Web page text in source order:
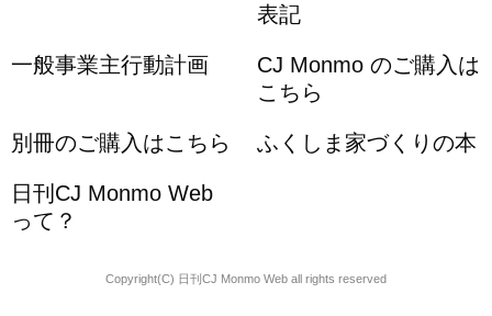
表記
一般事業主行動計画
CJ Monmo のご購入は
こちら
別冊のご購入はこちら ふくしま家づくりの本
日刊CJ Monmo Web
って？
Copyright(C) 日刊CJ Monmo Web all rights reserved